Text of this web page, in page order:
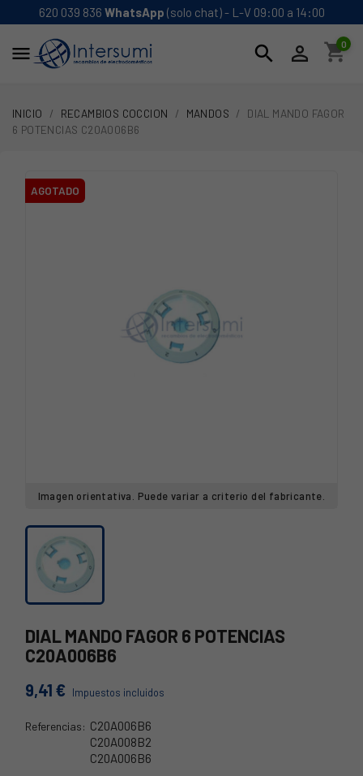
620 039 836 WhatsApp (solo chat) - L-V 09:00 a 14:00
 search  shopping_cart
0
INICIO RECAMBIOS COCCION MANDOS
DIAL MANDO FAGOR
6 POTENCIAS C20A006B6
AGOTADO
Imagen orientativa. Puede variar a criterio del fabricante.
DIAL MANDO FAGOR 6 POTENCIAS
C20A006B6
9,41 € Impuestos incluidos
Referencias: C20A006B6
C20A008B2
C20A006B6